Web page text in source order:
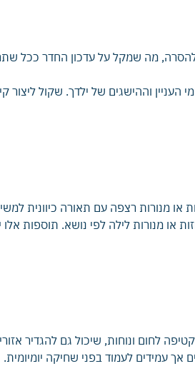
ולהסרה, מה שמקל על עדכון החדר ככל
וההישגים של ילדך. שקול ליצור
מנורות רצפה עם תאורה כיוונית
או מנורות לילה לפי נושא. תוספות
לחום ונוחות, שיכול גם להגדיר
עמידים לעמוד בפני שחיקה יומיומית.